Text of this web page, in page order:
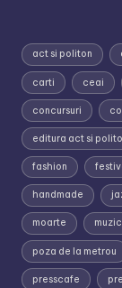
act si politon
carti ceai
concursuri
editura act si
fashion
handmade
moarte
poza de la metrou
presscafe